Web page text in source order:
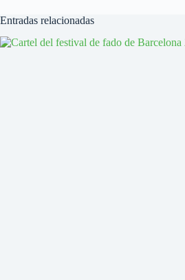
Entradas relacionadas